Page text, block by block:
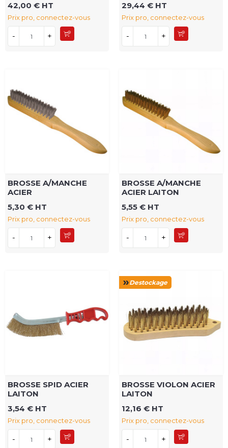
42,00 € HT
Prix pro, connectez-vous
- +
29,44 € HT
Prix pro, connectez-vous
- +
BROSSE A/MANCHE
ACIER
5,30 € HT
Prix pro, connectez-vous
- +
BROSSE A/MANCHE
ACIER LAITON
5,55 € HT
Prix pro, connectez-vous
- +
BROSSE SPID ACIER
LAITON
3,54 € HT
Prix pro, connectez-vous
- +
Destockage
BROSSE VIOLON ACIER
LAITON
12,16 € HT
Prix pro, connectez-vous
- +